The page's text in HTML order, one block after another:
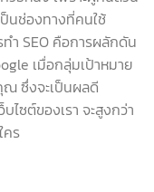
นช่องทางที่คนใช้
ำ SEO คือการผลักดัน
เมื่อกลุ่มเป้าหมาย
ซึ่งจะเป็นผลดี
ไซต์ของเรา จะสูงกว่า
คร